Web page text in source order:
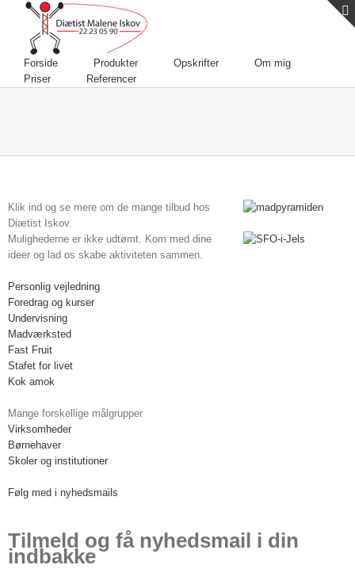
Forside Produkter Opskrifter
Om mig
Priser
Referencer
Klik ind og se mere om de mange tilbud hos
Diætist Iskov.
Mulighederne er ikke udtømt. Kom med dine
ideer og lad os skabe aktiviteten sammen.
Personlig vejledning
Foredrag og kurser
Undervisning
Madværksted
Fast Fruit
Stafet for livet
Kok amok
Mange forskellige målgrupper
Virksomheder
Børnehaver
Skoler og institutioner
Følg med i nyhedsmails
Tilmeld og få nyhedsmail i din
indbakke